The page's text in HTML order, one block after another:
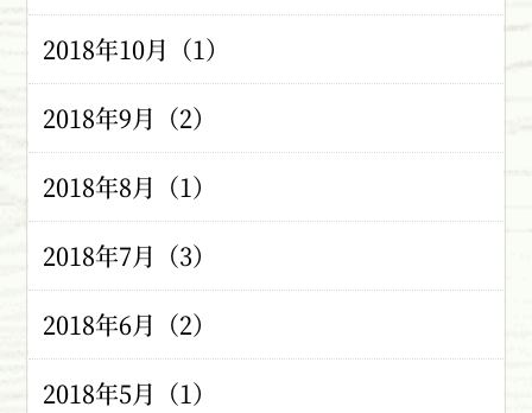
2018年10月（1）
2018年9月（2）
2018年8月（1）
2018年7月（3）
2018年6月（2）
2018年5月（1）